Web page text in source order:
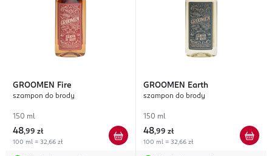
GROOMEN Fire
szampon do brody
150 ml
48,99 zł
100 ml = 32,66 zł
GROOMEN Earth
szampon do brody
150 ml
48,99 zł
100 ml = 32,66 zł